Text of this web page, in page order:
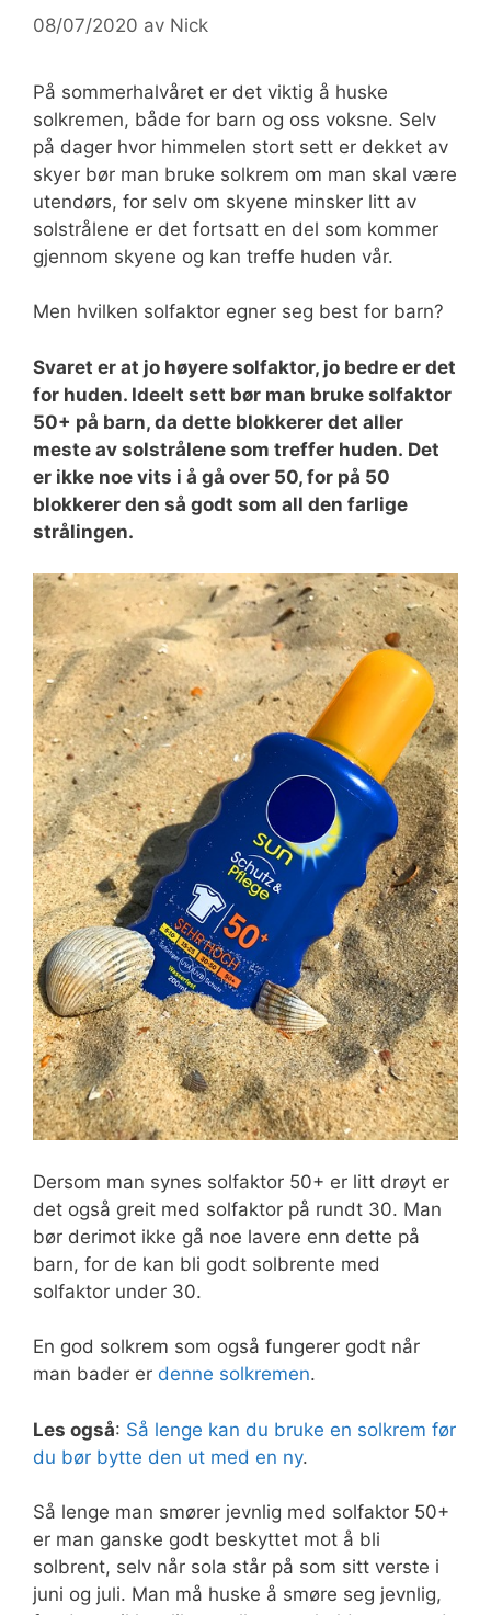
08/07/2020 av Nick
På sommerhalvåret er det viktig å huske
solkremen, både for barn og oss voksne. Selv
på dager hvor himmelen stort sett er dekket av
skyer bør man bruke solkrem om man skal være
utendørs, for selv om skyene minsker litt av
solstrålene er det fortsatt en del som kommer
gjennom skyene og kan treffe huden vår.
Men hvilken solfaktor egner seg best for barn?
Svaret er at jo høyere solfaktor, jo bedre er det
for huden. Ideelt sett bør man bruke solfaktor
50+ på barn, da dette blokkerer det aller
meste av solstrålene som treffer huden. Det
er ikke noe vits i å gå over 50, for på 50
blokkerer den så godt som all den farlige
strålingen.
Dersom man synes solfaktor 50+ er litt drøyt er
det også greit med solfaktor på rundt 30. Man
bør derimot ikke gå noe lavere enn dette på
barn, for de kan bli godt solbrente med
solfaktor under 30.
En god solkrem som også fungerer godt når
man bader er denne solkremen.
Les også: Så lenge kan du bruke en solkrem før
du bør bytte den ut med en ny.
Så lenge man smører jevnlig med solfaktor 50+
er man ganske godt beskyttet mot å bli
solbrent, selv når sola står på som sitt verste i
juni og juli. Man må huske å smøre seg jevnlig,